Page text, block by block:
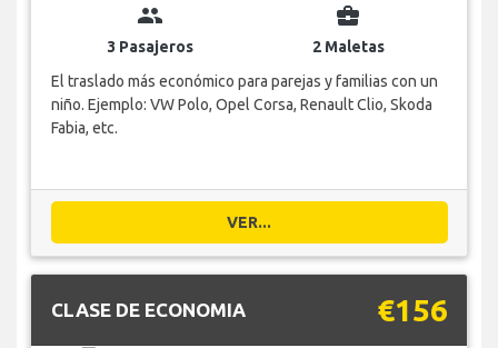
group
3 Pasajeros
business_center
2 Maletas
El traslado más económico para parejas y familias con un
niño. Ejemplo: VW Polo, Opel Corsa, Renault Clio, Skoda
Fabia, etc.
VER...
CLASE DE ECONOMIA €156